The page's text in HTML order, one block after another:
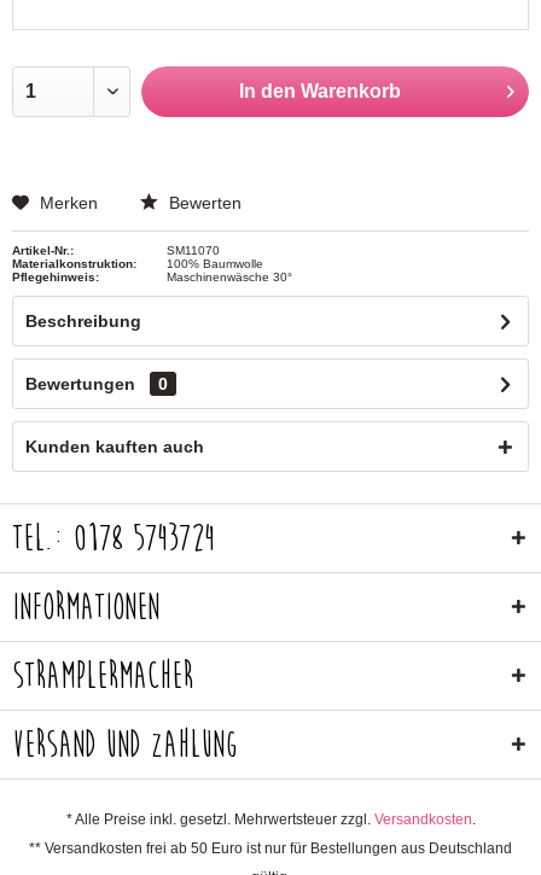
In den Warenkorb
Merken Bewerten
Artikel-Nr.:
SM11070
Materialkonstruktion:
100% Baumwolle
Pflegehinweis:
Maschinenwäsche 30°
Beschreibung
Bewertungen 0
Kunden kauften auch
Tel.: 0178 5743724
Informationen
Stramplermacher
Versand und Zahlung
* Alle Preise inkl. gesetzl. Mehrwertsteuer zzgl. Versandkosten.
** Versandkosten frei ab 50 Euro ist nur für Bestellungen aus Deutschland